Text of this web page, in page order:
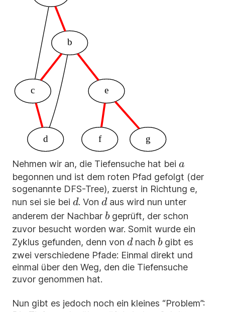
b
c e
d f g
Nehmen wir an, die Tiefensuche hat bei a
a
begonnen und ist dem roten Pfad gefolgt (der
sogenannte DFS-Tree), zuerst in Richtung e,
nun sei sie bei d
d. Von d
daus wird nun unter
anderem der Nachbar b
bgeprüft, der schon
zuvor besucht worden war. Somit wurde ein
Zyklus gefunden, denn von d
dnach b
bgibt es
zwei verschiedene Pfade: Einmal direkt und
einmal über den Weg, den die Tiefensuche
zuvor genommen hat.
Nun gibt es jedoch noch ein kleines “Problem”: